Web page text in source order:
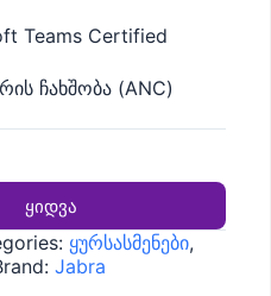
Teams Certified
ჩახშობა (ANC)
ყიდვა
ყურსასმენები,
Jabra